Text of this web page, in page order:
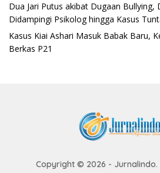
Dua Jari Putus akibat Dugaan Bullying,
Didampingi Psikolog hingga Kasus
Kasus Kiai Ashari Masuk Babak Baru,
Berkas P21
Copyright © 2026 -